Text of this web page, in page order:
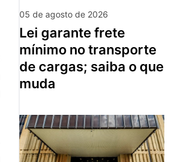
05 de agosto de 2026
lei garante frete
mínimo no transporte
de cargas; saiba o que
muda